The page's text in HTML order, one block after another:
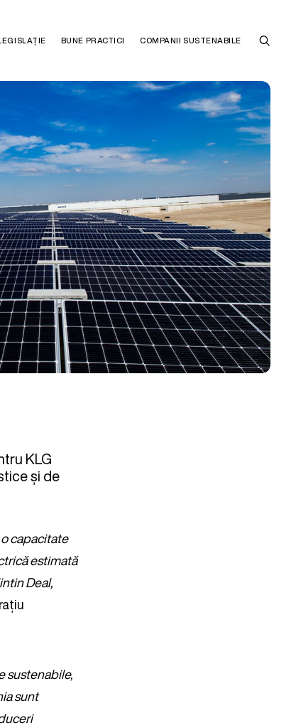
BUNE PRACTICI COMPANII SUSTENABILE
KLG
și de
capacitate
estimată
Deal,
sustenabile,
sunt